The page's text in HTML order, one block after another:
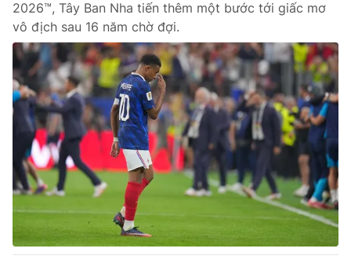
Photo Infographic
Video Shorts video
VTV Money VTV Thể thao
VTV Sức khoẻ Bất động sản
Thị trường 24h Tấm lòng Việt
VTV4 Vươn mình bằng AI
2026™, Tây Ban Nha tiến thêm một bước tới giấc mơ
vô địch sau 16 năm chờ đợi.